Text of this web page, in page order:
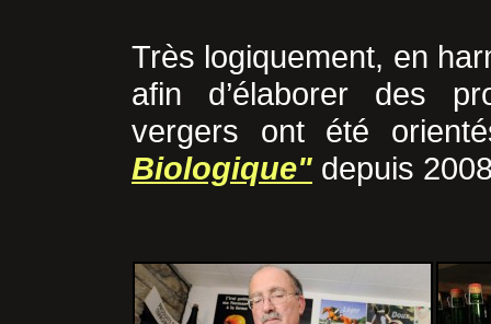
Très logiquement, en
afin d’élaborer des
vergers ont été
Biologique" depuis